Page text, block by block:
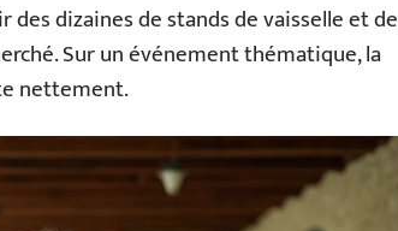
dizaines de stands de vaisselle et de
Sur un événement thématique, la
nettement.